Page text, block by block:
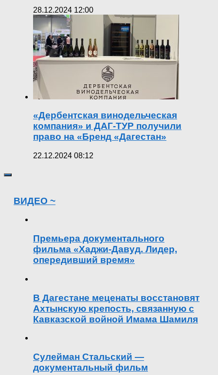
28.12.2024 12:00
«Дербентская винодельческая
компания» и ДАГ-ТУР получили
право на «Бренд «Дагестан»
22.12.2024 08:12
ВИДЕО ~
Премьера документального
фильма «Хаджи-Давуд. Лидер,
опередивший время»
В Дагестане меценаты восстановят
Ахтынскую крепость, связанную с
Кавказской войной Имама Шамиля
Сулейман Стальский —
документальный фильм